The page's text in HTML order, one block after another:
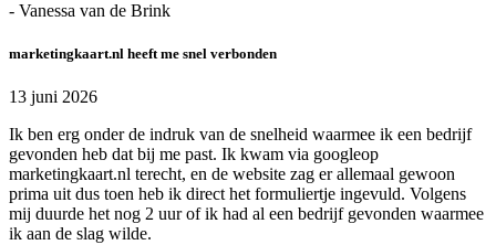
- Vanessa van de Brink
marketingkaart.nl heeft me snel verbonden
13 juni 2026
Ik ben erg onder de indruk van de snelheid waarmee ik een bedrijf
gevonden heb dat bij me past. Ik kwam via googleop
marketingkaart.nl terecht, en de website zag er allemaal gewoon
prima uit dus toen heb ik direct het formuliertje ingevuld. Volgens
mij duurde het nog 2 uur of ik had al een bedrijf gevonden waarmee
ik aan de slag wilde.